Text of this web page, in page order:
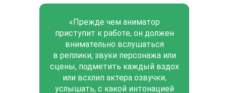
«Прежде чем аниматор
приступит к работе, он должен
внимательно вслушаться
в реплики, звуки персонажа или
сцены, подметить каждый вздох
или всхлип актера озвучки,
услышать, с какой интонацией